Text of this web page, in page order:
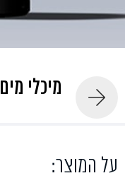
מיכלי מים
על המוצר: